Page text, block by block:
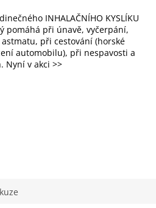
INHALAČNÍHO KYSLÍKU
pomáhá při únavě, vyčerpání,
při cestování (horské
automobilu), při nespavosti a
Nyní v akci >>